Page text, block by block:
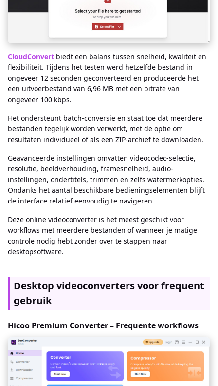
CloudConvert biedt een balans tussen snelheid, kwaliteit en
flexibiliteit. Tijdens het testen werd hetzelfde bestand in
ongeveer 12 seconden geconverteerd en produceerde het
een uitvoerbestand van 6,96 MB met een bitrate van
ongeveer 100 kbps.
Het ondersteunt batch-conversie en staat toe dat meerdere
bestanden tegelijk worden verwerkt, met de optie om
resultaten individueel of als een ZIP-archief te downloaden.
Geavanceerde instellingen omvatten videocodec-selectie,
resolutie, beeldverhouding, framesnelheid, audio-
instellingen, ondertitels, trimmen en zelfs watermerkopties.
Ondanks het aantal beschikbare bedieningselementen blijft
de interface relatief eenvoudig te navigeren.
Deze online videoconverter is het meest geschikt voor
workflows met meerdere bestanden of wanneer je matige
controle nodig hebt zonder over te stappen naar
desktopsoftware.
Desktop videoconverters voor frequent
gebruik
Hicoo Premium Converter – Frequente workflows